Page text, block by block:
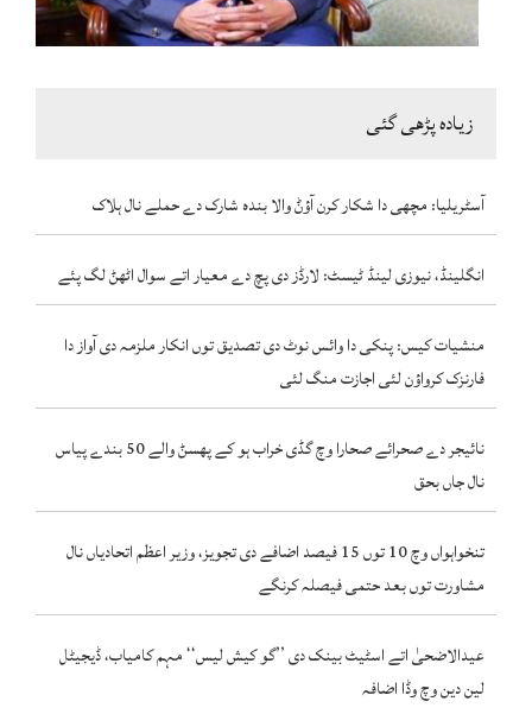
زیادہ پڑھی گئی
آسٹریلیا: مچھی دا شکار کرن آؤݨ والا بندہ شارک دے حملے نال ہلاک
انگلینڈ، نیوزی لینڈ ٹیسٹ: لارڈز دی پچ دے معیار اتے سوال اٹھݨ لگ پئے
منشیات کیس: پنکی دا وائس نوٹ دی تصدیق توں انکار ملزمہ دی آواز دا
فارنزک کرواؤن لئی اجازت منگ لئی
نائیجر دے صحرائے صحارا وچ گڈی خراب ہو کے پھسݨ والے 50 بندے پیاس
نال جاں بحق
تنخواہواں وچ 10 توں 15 فیصد اضافے دی تجویز، وزیر اعظم اتحادیاں نال
مشاورت توں بعد حتمی فیصلہ کرنگے
عیدالاضحیٰ اتے اسٹیٹ بینک دی ’’گو کیش لیس‘‘ مہم کامیاب، ڈیجیٹل
لین دین وچ وڈا اضافہ